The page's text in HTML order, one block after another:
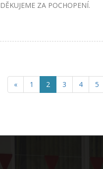
DĚKUJEME ZA POCHOPENÍ.
« 1 2 3 4 5